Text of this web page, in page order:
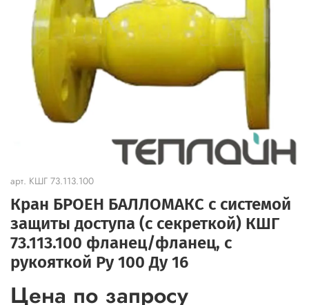
арт. КШГ 73.113.100
Кран БРОЕН БАЛЛОМАКС с системой
защиты доступа (с секреткой) КШГ
73.113.100 фланец/фланец, с
рукояткой Ру 100 Ду 16
Цена по запросу